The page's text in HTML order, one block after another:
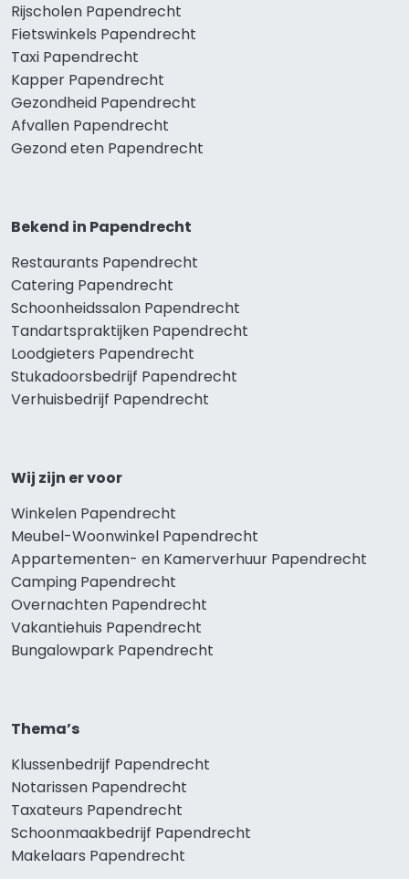
Rijscholen Papendrecht
Fietswinkels Papendrecht
Taxi Papendrecht
Kapper Papendrecht
Gezondheid Papendrecht
Afvallen Papendrecht
Gezond eten Papendrecht
Bekend in Papendrecht
Restaurants Papendrecht
Catering Papendrecht
Schoonheidssalon Papendrecht
Tandartspraktijken Papendrecht
Loodgieters Papendrecht
Stukadoorsbedrijf Papendrecht
Verhuisbedrijf Papendrecht
Wij zijn er voor
Winkelen Papendrecht
Meubel-Woonwinkel Papendrecht
Appartementen- en Kamerverhuur Papendrecht
Camping Papendrecht
Overnachten Papendrecht
Vakantiehuis Papendrecht
Bungalowpark Papendrecht
Thema’s
Klussenbedrijf Papendrecht
Notarissen Papendrecht
Taxateurs Papendrecht
Schoonmaakbedrijf Papendrecht
Makelaars Papendrecht